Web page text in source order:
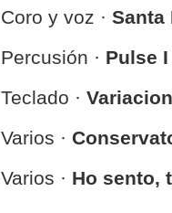
Coro y voz · Santa
Percusión · Pulse I
Teclado ·
Varios ·
Varios · Ho sento,